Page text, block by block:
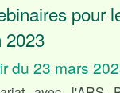
pour
2023
du 23 mars